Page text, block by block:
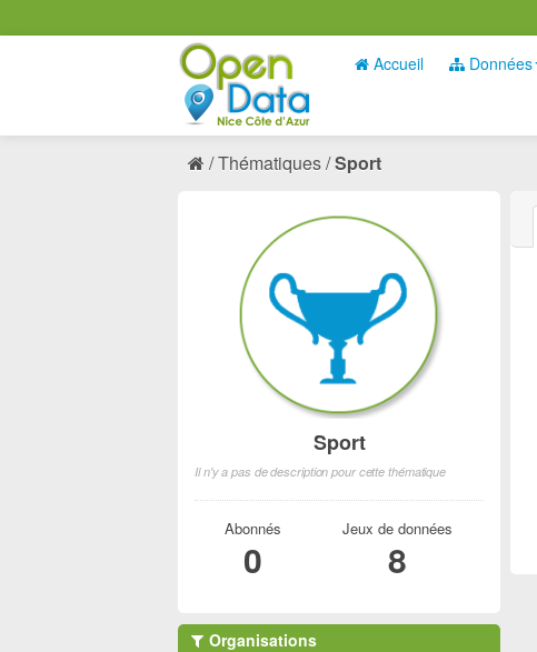
Accueil Données
Thématiques Sport
Sport
Il n'y a pas de description pour cette thématique
Abonnés
0
Jeux de données
8
Organisations